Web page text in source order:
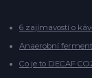
6 zajímavostí o
Anaerobní
Co je to DECAF